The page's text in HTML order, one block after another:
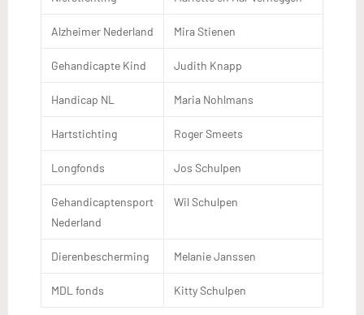
Alzheimer Nederland Mira Stienen
Gehandicapte Kind Judith Knapp
Handicap NL Maria Nohlmans
Hartstichting Roger Smeets
Longfonds Jos Schulpen
Gehandicaptensport
Nederland
Wil Schulpen
Dierenbescherming Melanie Janssen
MDL fonds Kitty Schulpen